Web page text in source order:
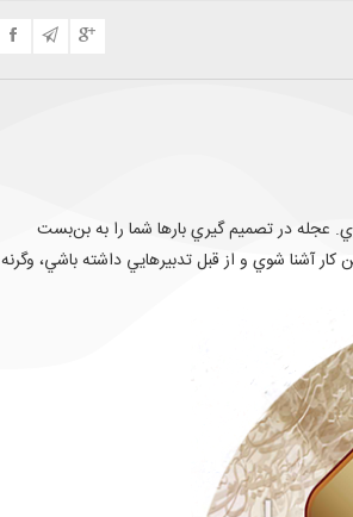
عجله در تصميم گيري بارها شما را به بن‌بست
آشنا شوي و از قبل تدبيرهايي داشته باشي، وگرنه